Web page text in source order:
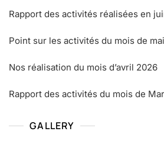
Rapport des activités réalisées en
Point sur les activités du mois de
Nos réalisation du mois d’avril 2026
Rapport des activités du mois de
GALLERY